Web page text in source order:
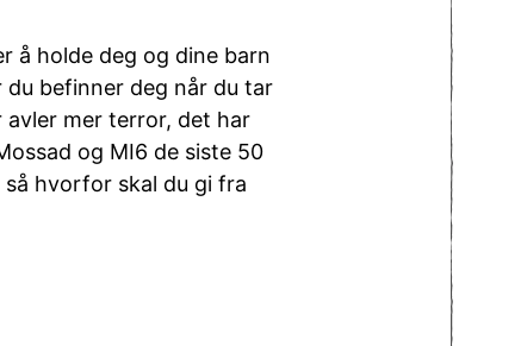
å holde deg og dine barn
befinner deg når du tar
mer terror, det har
og MI6 de siste 50
hvorfor skal du gi fra